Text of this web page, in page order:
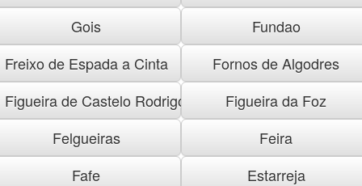
Gois
Fundao
Freixo de Espada a Cinta
Fornos de Algodres
Figueira de Castelo Rodrigo
Figueira da Foz
Felgueiras
Feira
Fafe
Estarreja